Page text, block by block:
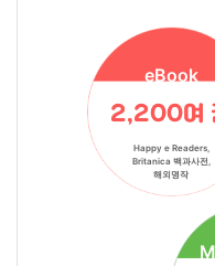
eBook
2,200여
Happy e Readers,
Britanica 백과사전,
해외명작